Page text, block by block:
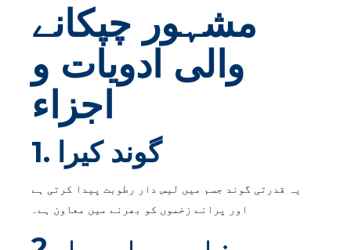
مشہور چپکانے
والی ادویات و
اجزاء
1. گوند کیرا
یہ قدرتی گوند جسم میں لیس دار رطوبت پیدا کرتی ہے
اور پرانے زخموں کو بھرنے میں معاون ہے۔